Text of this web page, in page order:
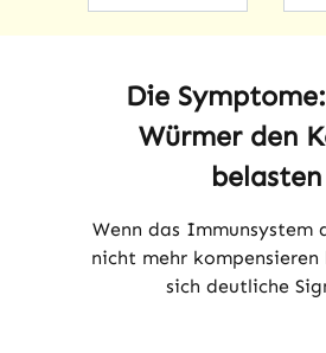
Die
Würmer den
belasten
Wenn das Immunsystem
nicht mehr kompensieren
sich deutliche